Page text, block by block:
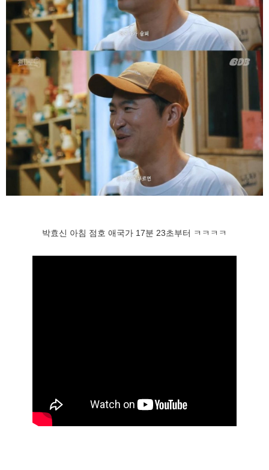
박효신 아침 점호 애국가 17분 23초부터 ㅋㅋㅋㅋ